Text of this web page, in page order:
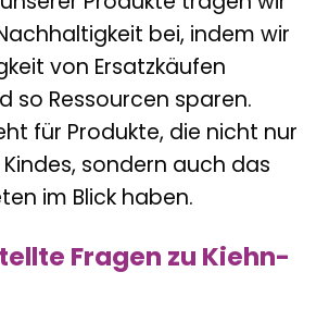
bei, indem wir
von Ersatzkäufen
so Ressourcen sparen.
für Produkte, die nicht nur
sondern auch das
im Blick haben.
Fragen zu Kiehn-